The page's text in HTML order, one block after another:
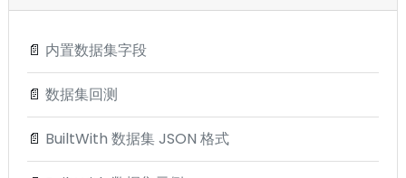
📄 内置数据集字段
📄 数据集回测
📄 BuiltWith 数据集 JSON 格式